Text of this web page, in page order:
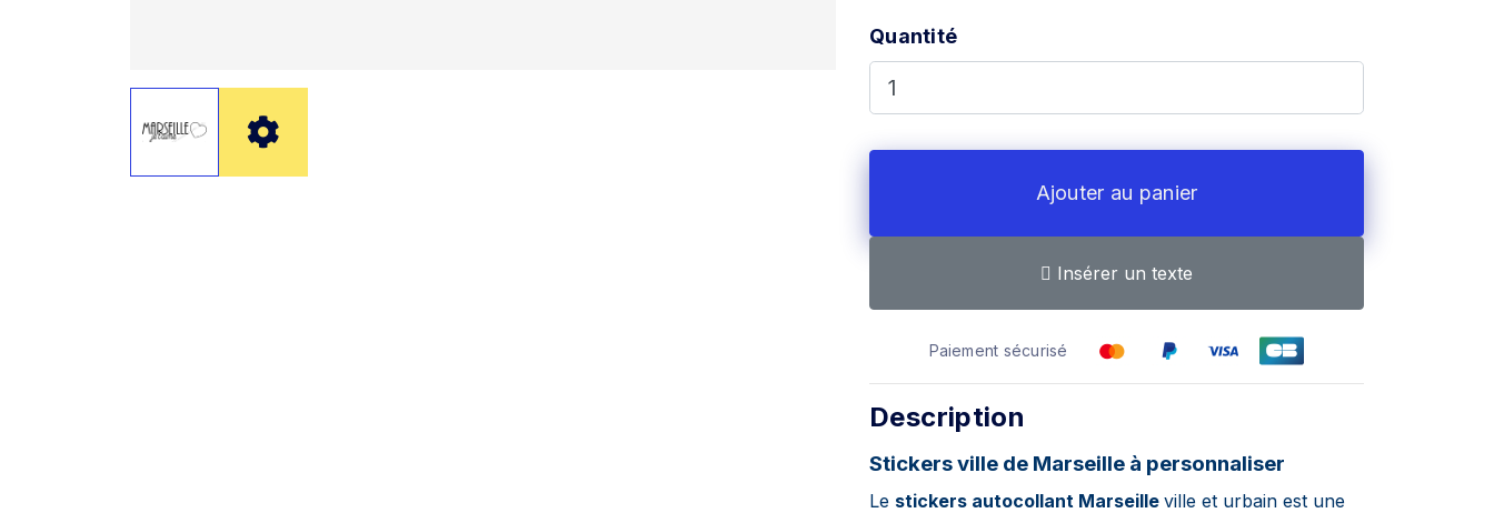
Quantité
Ajouter au panier
Insérer un texte
Paiement sécurisé
Description
Stickers ville de Marseille à personnaliser
Le stickers autocollant Marseille ville et urbain est une